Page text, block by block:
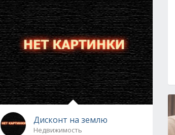
Дисконт на землю
Недвижимость